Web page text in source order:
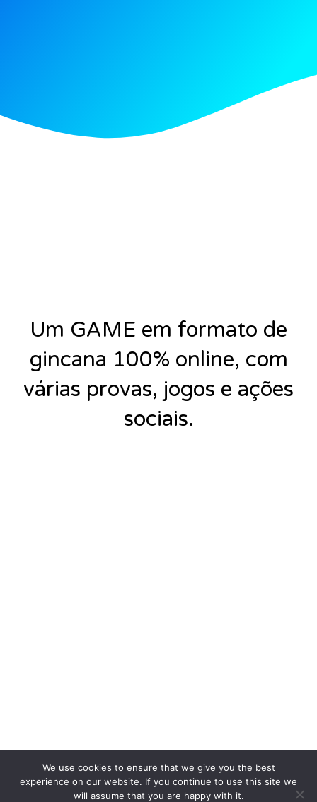
Um GAME em formato de
gincana 100% online, com
várias provas, jogos e ações
sociais.
We use cookies to ensure that we give you the best
experience on our website. If you continue to use this site we
will assume that you are happy with it.